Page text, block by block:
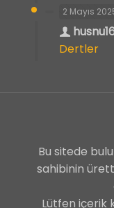
2 Mayıs
Dertler
Bu sitede
sahibinin
Lütfen içerik